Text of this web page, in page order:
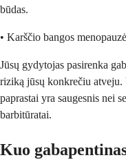
būdas.
• Karščio bangos
Jūsų gydytojas pasirenka
riziką jūsų konkrečiu atveju.
paprastai yra saugesnis nei
barbitūratai.
Kuo